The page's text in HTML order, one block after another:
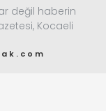
değil haberin
Kocaeli